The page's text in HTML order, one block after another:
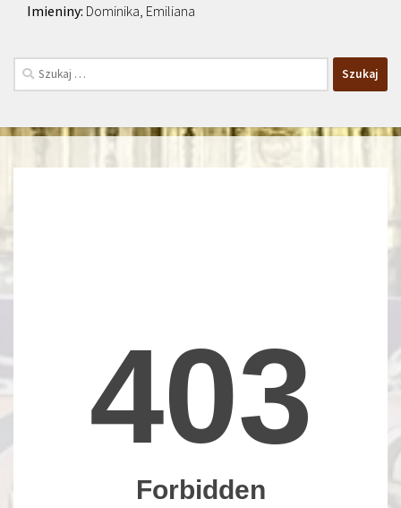
Dominika, Emiliana
Szukaj: